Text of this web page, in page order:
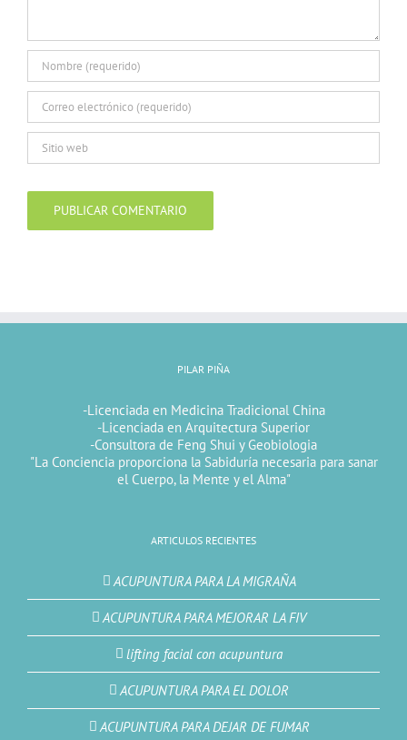
PILAR PIÑA
-Licenciada en Medicina Tradicional China
-Licenciada en Arquitectura Superior
-Consultora de Feng Shui y Geobiologia
"La Conciencia proporciona la Sabiduría necesaria para sanar
el Cuerpo, la Mente y el Alma"
ARTICULOS RECIENTES
ACUPUNTURA PARA LA MIGRAÑA
ACUPUNTURA PARA MEJORAR LA FIV
lifting facial con acupuntura
ACUPUNTURA PARA EL DOLOR
ACUPUNTURA PARA DEJAR DE FUMAR